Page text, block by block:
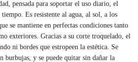
pensada para soportar el uso diario, el
Es resistente al agua, al sol, a los
se mantiene en perfectas condiciones tanto
exteriores. Gracias a su corte troquelado, el
ni bordes que estropeen la estética. Se
burbujas, y se puede quitar sin dañar la